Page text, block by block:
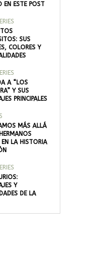
EN ESTE POST
SUS
COLORES Y
A “LOS
Y SUS
PRINCIPALES
MÁS ALLÁ
LA HISTORIA
Y
DE LA